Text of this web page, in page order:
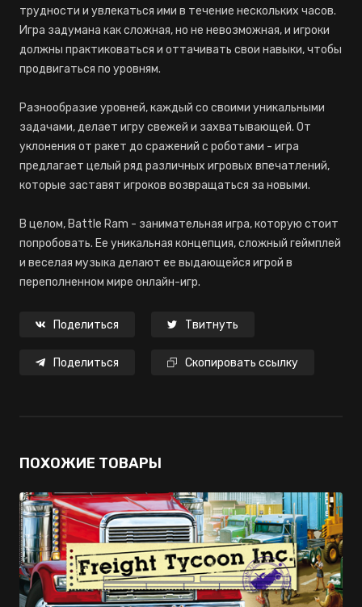
трудности и увлекаться ими в течение нескольких часов.
Игра задумана как сложная, но не невозможная, и игроки
должны практиковаться и оттачивать свои навыки, чтобы
продвигаться по уровням.
Разнообразие уровней, каждый со своими уникальными
задачами, делает игру свежей и захватывающей. От
уклонения от ракет до сражений с роботами - игра
предлагает целый ряд различных игровых впечатлений,
которые заставят игроков возвращаться за новыми.
В целом, Battle Ram - занимательная игра, которую стоит
попробовать. Ее уникальная концепция, сложный геймплей
и веселая музыка делают ее выдающейся игрой в
переполненном мире онлайн-игр.
Поделиться Твитнуть
Поделиться Скопировать ссылку
ПОХОЖИЕ ТОВАРЫ